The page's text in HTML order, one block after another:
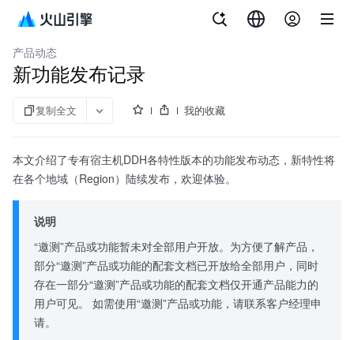
云服务器
产品动态
新功能发布记录
复制全文 我的收藏
本文介绍了专有宿主机DDH各特性版本的功能发布动态，新特性将
在各个地域（Region）陆续发布，欢迎体验。
说明
“邀测”产品或功能暂未对全部用户开放。为方便了解产品，
部分“邀测”产品或功能的配套文档已开放给全部用户，同时
存在一部分“邀测”产品或功能的配套文档仅开通产品能力的
用户可见。 如需使用“邀测”产品或功能，请联系客户经理申
请。